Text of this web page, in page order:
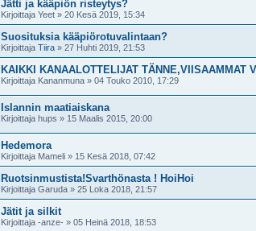
Jätti ja kääpiön risteytys?
Kirjoittaja Yeet » 20 Kesä 2019, 15:34
Suosituksia kääpiörotuvalintaan?
Kirjoittaja Tiira » 27 Huhti 2019, 21:53
KAIKKI KANAALOTTELIJAT TÄNNE,VIISAAMMAT
Kirjoittaja Kananmuna » 04 Touko 2010, 17:29
Islannin maatiaiskana
Kirjoittaja hups » 15 Maalis 2015, 20:00
Hedemora
Kirjoittaja Mameli » 15 Kesä 2018, 07:42
Ruotsinmustista!Svarthönasta ! HoiHoi
Kirjoittaja Garuda » 25 Loka 2018, 21:57
Jätit ja silkit
Kirjoittaja -anze- » 05 Heinä 2018, 18:53